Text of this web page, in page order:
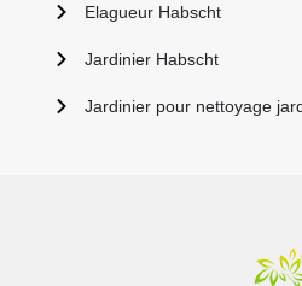
Elagueur Habscht
Jardinier Habscht
Jardinier pour nettoyage